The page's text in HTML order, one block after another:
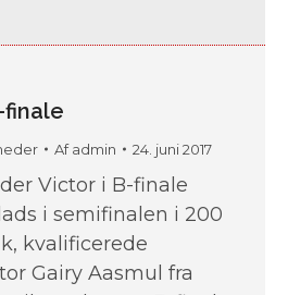
Afadmin 24. juni 2017
Victor i B-finale
i semifinalen i 200
kvalificerede
Gairy Aasmul fra